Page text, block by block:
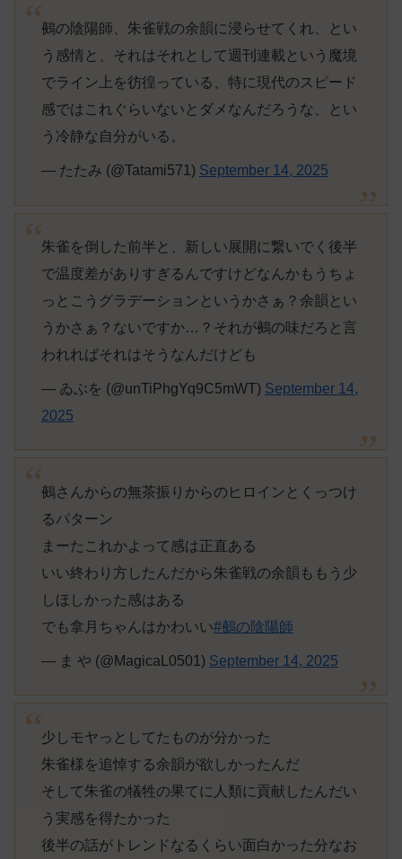
鵺の陰陽師、朱雀戦の余韻に浸らせてくれ、とい
う感情と、それはそれとして週刊連載という魔境
でライン上を彷徨っている、特に現代のスピード
感ではこれぐらいないとダメなんだろうな、とい
う冷静な自分がいる。
— たたみ (@Tatami571) September 14, 2025
朱雀を倒した前半と、新しい展開に繋いでく後半
で温度差がありすぎるんですけどなんかもうちょ
っとこうグラデーションというかさぁ？余韻とい
うかさぁ？ないですか…？それが鵺の味だろと言
われればそれはそうなんだけども
— ゐぶを (@unTiPhgYq9C5mWT) September 14,
2025
鵺さんからの無茶振りからのヒロインとくっつけ
るパターン
まーたこれかよって感は正直ある
いい終わり方したんだから朱雀戦の余韻ももう少
しほしかった感はある
でも拿月ちゃんはかわいい#鵺の陰陽師
— ま や (@MagicaL0501) September 14, 2025
少しモヤっとしてたものが分かった
朱雀様を追悼する余韻が欲しかったんだ
そして朱雀の犠牲の果てに人類に貢献したんだい
う実感を得たかった
後半の話がトレンドなるくらい面白かった分なお